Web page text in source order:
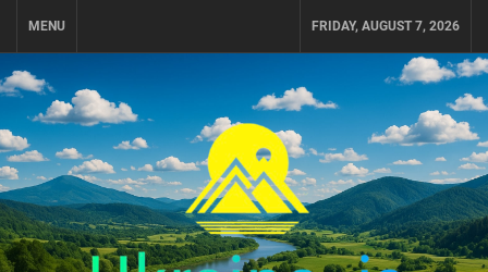
MENU FRIDAY, AUGUST 7, 2026